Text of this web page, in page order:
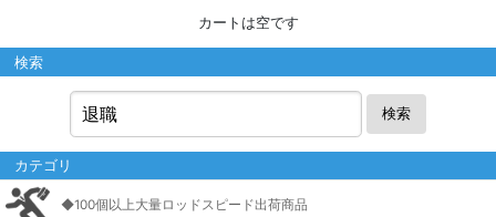
カートは空です
検索
検索
カテゴリ
◆100個以上大量ロッドスピード出荷商品